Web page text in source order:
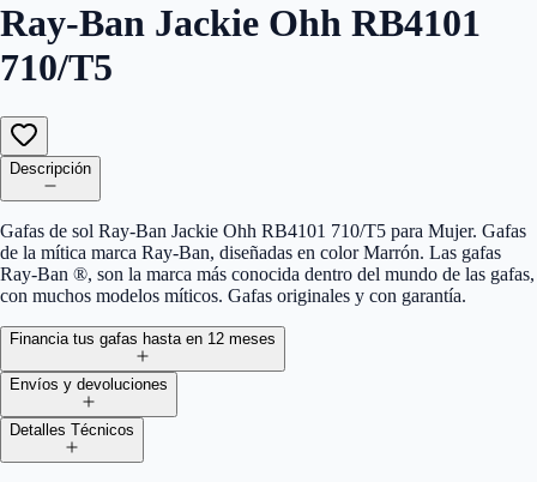
Ray-Ban Jackie Ohh RB4101
710/T5
Descripción
Gafas de sol Ray-Ban Jackie Ohh RB4101 710/T5 para Mujer. Gafas
de la mítica marca Ray-Ban, diseñadas en color Marrón. Las gafas
Ray-Ban ®, son la marca más conocida dentro del mundo de las gafas,
con muchos modelos míticos. Gafas originales y con garantía.
Financia tus gafas hasta en 12 meses
Envíos y devoluciones
Detalles Técnicos